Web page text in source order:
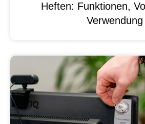
Heften: Funktionen,
Verwendung